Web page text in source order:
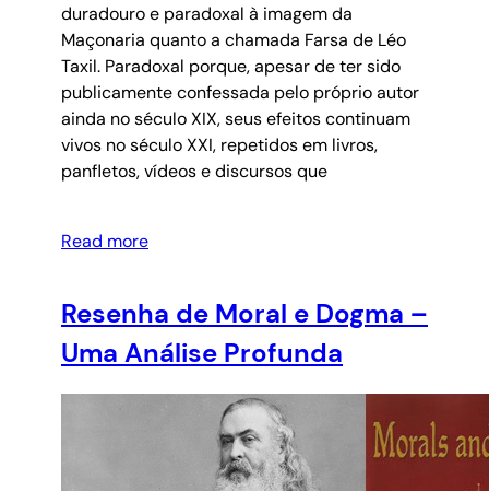
duradouro e paradoxal à imagem da
Maçonaria quanto a chamada Farsa de Léo
Taxil. Paradoxal porque, apesar de ter sido
publicamente confessada pelo próprio autor
ainda no século XIX, seus efeitos continuam
vivos no século XXI, repetidos em livros,
panfletos, vídeos e discursos que
Read more
Resenha de Moral e Dogma –
Uma Análise Profunda